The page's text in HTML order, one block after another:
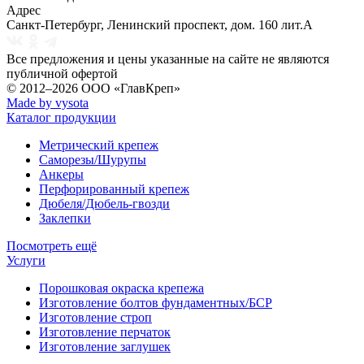
Адрес
Санкт-Петербург, Ленинский проспект, дом. 160 лит.А
Все предложения и цены указанные на сайте не являются
публичной офертой
© 2012–2026 ООО «ГлавКреп»
Made by vysota
Каталог продукции
Метрический крепеж
Саморезы/Шурупы
Анкеры
Перфорированный крепеж
Дюбеля/Дюбель-гвозди
Заклепки
Посмотреть ещё
Услуги
Порошковая окраска крепежа
Изготовление болтов фундаментных/БСР
Изготовление строп
Изготовление перчаток
Изготовление заглушек